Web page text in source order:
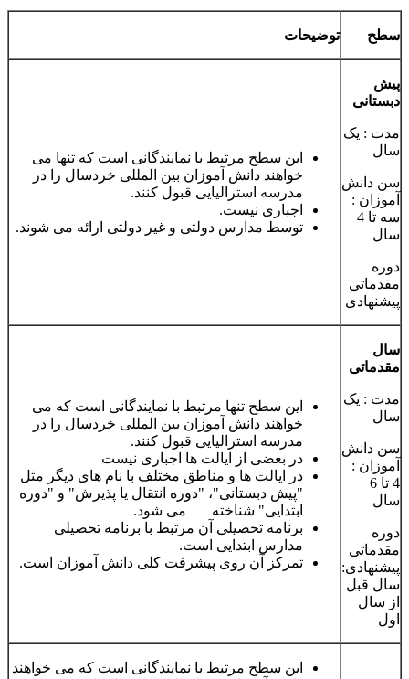
سطح توضیحات
پیش
دبستانی
مدت : یک
سال
سن دانش
آموزان :
سه تا 4
سال
دوره
مقدماتی
پیشنهادی
این سطح مرتبط با نمایندگانی است که تنها می
خواهند دانش آموزان بین المللی خردسال را در
مدرسه استرالیایی قبول کنند.
اجباری نیست.
توسط مدارس دولتی و غیر دولتی ارائه می شوند.
سال
مقدماتی
مدت : یک
سال
سن دانش
آموزان :
4 تا 6
سال
دوره
مقدماتی
پیشنهادی:
سال قبل
از سال
اول
این سطح تنها مرتبط با نمایندگانی است که می
خواهند دانش آموزان بین المللی خردسال را در
مدرسه استرالیایی قبول کنند.
در بعضی از ایالت ها اجباری نیست
در ایالت ها و مناطق مختلف با نام های دیگر مثل
"پیش دبستانی"، "دوره انتقال یا پذیرش" و "دوره
ابتدایی" شناخته می شود.
برنامه تحصیلی آن مرتبط با برنامه تحصیلی
مدارس ابتدایی است.
تمرکز آن روی پیشرفت کلی دانش آموزان است.
این سطح مرتبط با نمایندگانی است که می خواهند